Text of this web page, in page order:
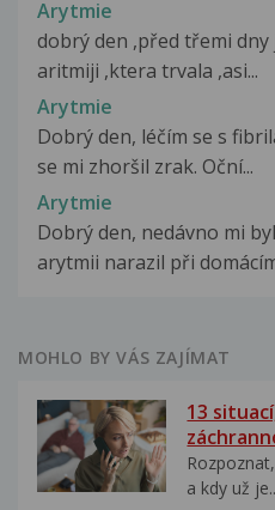
Arytmie
dobrý den ,před třemi dny
aritmiji ,ktera trvala ,asi...
Arytmie
Dobrý den, léčím se s
se mi zhoršil zrak. Oční...
Arytmie
Dobrý den, nedávno mi
arytmii narazil při
MOHLO BY VÁS ZAJÍMAT
13
a kdy už